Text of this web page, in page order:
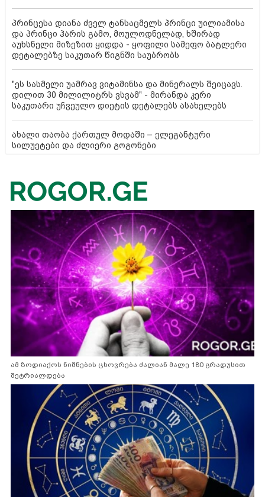
პრინცესა დიანა ძველ ტანსაცმელს პრინცი უილიამისა
და პრინცი ჰარის გამო, მოულოდნელად, ხშირად
აუხსნელი მიზეზით ყიდდა - ყოფილი სამეფო ბატლერი
დეტალებზე საკუთარ წიგნში საუბრობს
"ეს სასმელი უამრავ ვიტამინსა და მინერალს შეიცავს.
დილით 30 მილილიტრს ვსვამ" - მირანდა კერი
საკუთარი უჩვეულო დიეტის დეტალებს ასახელებს
ახალი თაობა ქართულ მოდაში – ელეგანტური
სილუეტები და ძლიერი გოგონები
ამ ზოდიაქოს ნიშნების ცხოვრება ძალიან მალე 180 გრადუსით
შეტრიალდება